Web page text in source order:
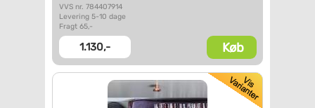
VVS nr. 784407914
Levering 5-10 dage
Fragt 65,-
1.130,- Køb